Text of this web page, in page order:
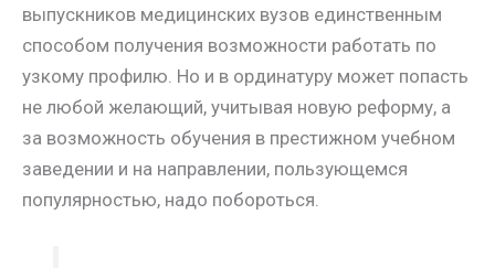
выпускников медицинских вузов единственным
способом получения возможности работать по
узкому профилю. Но и в ординатуру может попасть
не любой желающий, учитывая новую реформу, а
за возможность обучения в престижном учебном
заведении и на направлении, пользующемся
популярностью, надо побороться.